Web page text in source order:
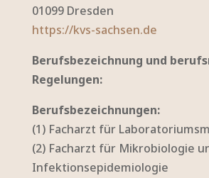
01099 Dresden
https://kvs-sachsen.de
Berufsbezeichnung und
Regelungen:
Berufsbezeichnungen:
(1) Facharzt für
(2) Facharzt für Mikrobiologie
Infektionsepidemiologie